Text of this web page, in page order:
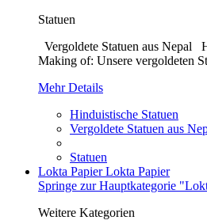
Statuen
Vergoldete Statuen aus Nepal
Making of: Unsere vergoldeten
Mehr Details
Hinduistische Statuen
Vergoldete Statuen aus
Statuen
Lokta PapierLokta Papier
Springe zur Hauptkategorie
Weitere Kategorien